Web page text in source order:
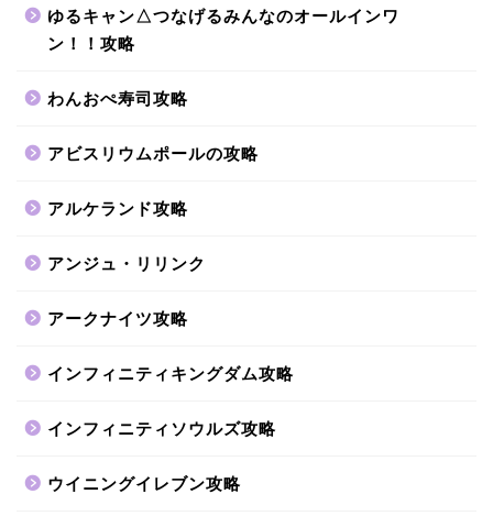
ゆるキャン△つなげるみんなのオールインワ
ン！！攻略
わんおぺ寿司攻略
アビスリウムポールの攻略
アルケランド攻略
アンジュ・リリンク
アークナイツ攻略
インフィニティキングダム攻略
インフィニティソウルズ攻略
ウイニングイレブン攻略